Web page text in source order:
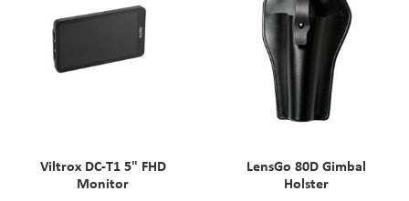
Viltrox DC-T1 5" FHD
Monitor
LensGo 80D Gimbal
Holster